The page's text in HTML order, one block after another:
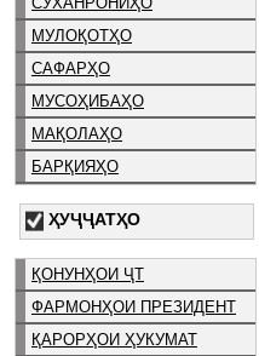
МУЛОҚОТҲО
САФАРҲО
МУСОҲИБАҲО
МАҚОЛАҲО
БАРҚИЯҲО
ҲУҶҶАТҲО
ҚОНУНҲОИ ҶТ
ФАРМОНҲОИ ПРЕЗИДЕНТ
ҚАРОРҲОИ ҲУКУМАТ